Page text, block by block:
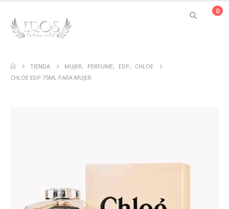
0
TIENDA MUJER, PERFUME, EDP,
CHLOE
CHLOE EDP 75ML PARA MUJER